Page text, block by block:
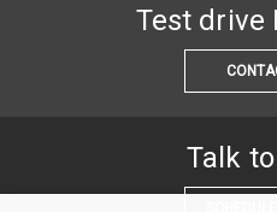
Test drive
Talk